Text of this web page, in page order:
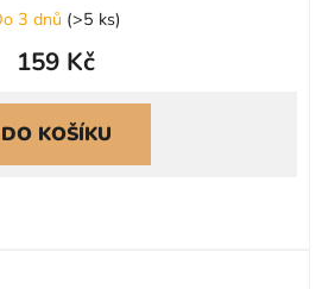
3 dnů (>5 ks)
159 Kč
DO KOŠÍKU